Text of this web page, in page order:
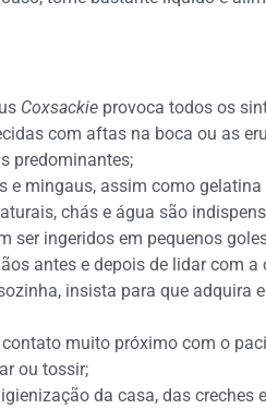
Coxsackie provoca todos os
com aftas na boca ou as
predominantes;
e mingaus, assim como
chás e água são
ser ingeridos em pequenos
antes e depois de lidar com
insista para que adquira
muito próximo com o
ou tossir;
da casa, das creches